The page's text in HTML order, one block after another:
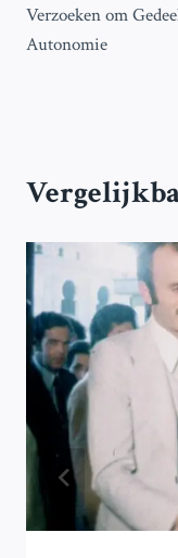
Verzoeken om
Autonomie